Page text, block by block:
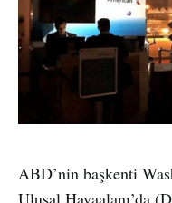
ABD’nin başkenti
Ulusal Havaalanı’da